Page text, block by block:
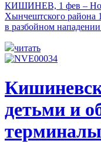
КИШИНЕВ, 1 фев –
Хынчештского района
в разбойном
читать
детьми и
терминалы